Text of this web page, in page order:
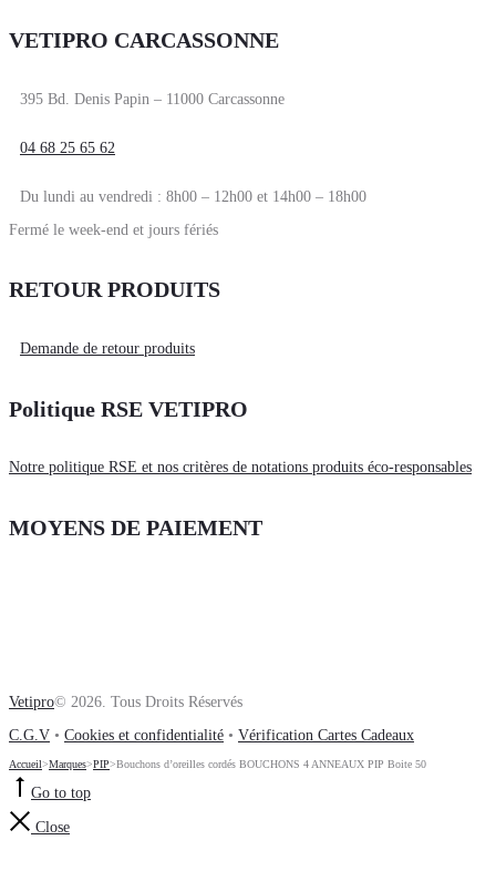
VETIPRO CARCASSONNE
395 Bd. Denis Papin – 11000 Carcassonne
04 68 25 65 62
Du lundi au vendredi : 8h00 – 12h00 et 14h00 – 18h00
Fermé le week-end et jours fériés
RETOUR PRODUITS
Demande de retour produits
Politique RSE VETIPRO
Notre politique RSE et nos critères de notations produits éco-responsables
MOYENS DE PAIEMENT
Vetipro© 2026. Tous Droits Réservés
C.G.V • Cookies et confidentialité • Vérification Cartes Cadeaux
Accueil>Marques>PIP>Bouchons d’oreilles cordés BOUCHONS 4 ANNEAUX PIP Boite 50
Go to top
Close